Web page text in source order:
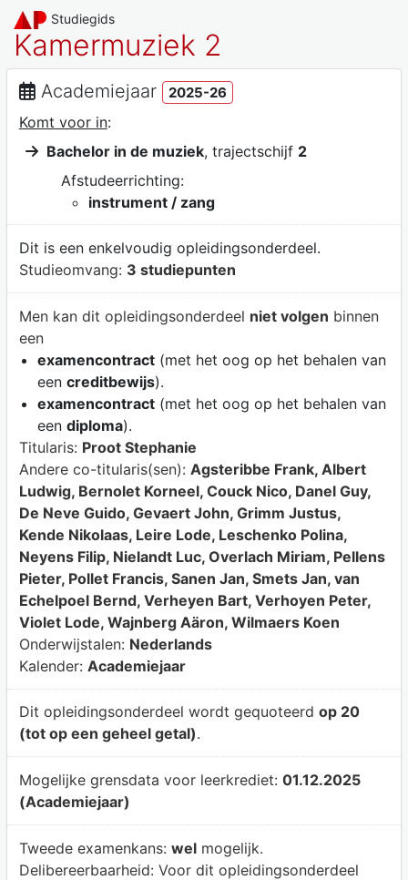
Studiegids
Kamermuziek 2
Academiejaar 2025-26
Komt voor in:
Bachelor in de muziek, trajectschijf 2
Afstudeerrichting:
instrument / zang
Dit is een enkelvoudig opleidingsonderdeel.
Studieomvang: 3 studiepunten
Men kan dit opleidingsonderdeel niet volgen binnen
een
examencontract(met het oog op het behalen van
een creditbewijs).
examencontract(met het oog op het behalen van
een diploma).
Titularis: Proot Stephanie
Andere co-titularis(sen): Agsteribbe Frank, Albert
Ludwig, Bernolet Korneel, Couck Nico, Danel Guy,
De Neve Guido, Gevaert John, Grimm Justus,
Kende Nikolaas, Leire Lode, Leschenko Polina,
Neyens Filip, Nielandt Luc, Overlach Miriam, Pellens
Pieter, Pollet Francis, Sanen Jan, Smets Jan, van
Echelpoel Bernd, Verheyen Bart, Verhoyen Peter,
Violet Lode, Wajnberg Aäron, Wilmaers Koen
Onderwijstalen: Nederlands
Kalender: Academiejaar
Dit opleidingsonderdeel wordt gequoteerd op 20
(tot op een geheel getal).
Mogelijke grensdata voor leerkrediet: 01.12.2025
(Academiejaar)
Tweede examenkans: welmogelijk.
Delibereerbaarheid: Voor dit opleidingsonderdeel